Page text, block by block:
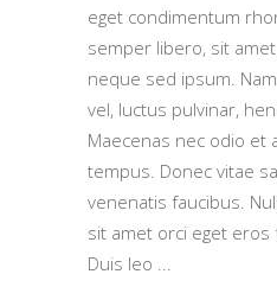
eget condimentum
semper libero, sit
neque sed ipsum.
vel, luctus pulvinar,
Maecenas nec odio et
tempus. Donec vitae
venenatis faucibus.
sit amet orci eget eros
Duis leo